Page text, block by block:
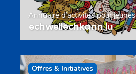
Annuaire d’activités pour jeunes
echwellechkann.lu
Offres & Initiatives